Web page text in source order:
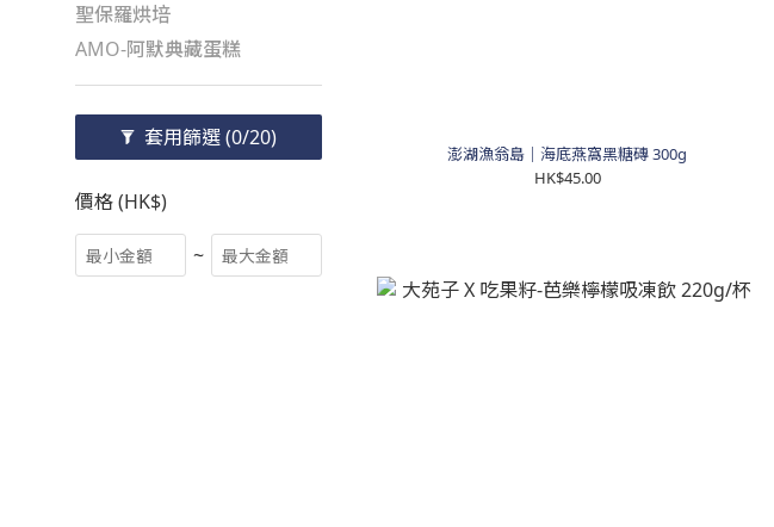
聖保羅烘培
AMO-阿默典藏蛋糕
套用篩選(0/20)
價格 (HK$)
~
澎湖漁翁島｜海底燕窩黑糖磚 300g
HK$45.00